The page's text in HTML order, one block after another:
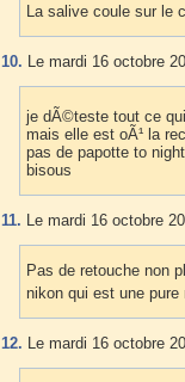
La salive coule sur le
10. Le mardi 16 octobre
je dÃ©teste tout ce
mais elle est oÃ¹ la
pas de papotte to
bisous
11. Le mardi 16 octobre
Pas de retouche non
nikon qui est une pure
12. Le mardi 16 octobre